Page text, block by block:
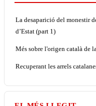
La desaparició del monestir
d’Estat (part 1)
Més sobre l'origen català de
Recuperant les arrels